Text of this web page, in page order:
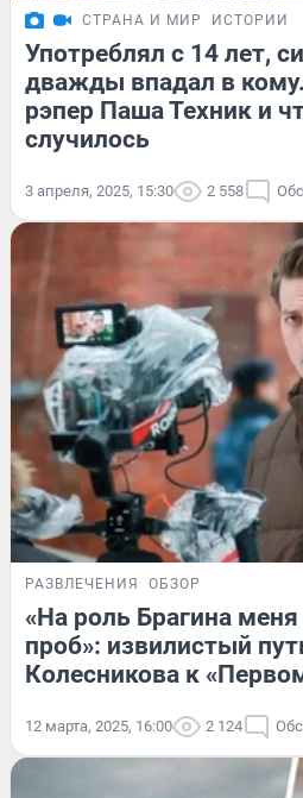
СТРАНА И МИР ИСТОРИИ
Употреблял с 14 лет,
дважды впадал в
рэпер Паша Техник и
случилось
3 апреля, 2025, 15:30 2 558
РАЗВЛЕЧЕНИЯ ОБЗОР
«На роль Брагина
проб»: извилистый
Колесникова к
12 марта, 2025, 16:00 2 124